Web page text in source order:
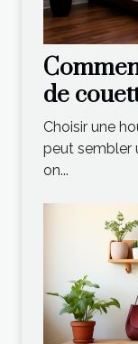
de
un prix
Choisir une
peut sembler
on...